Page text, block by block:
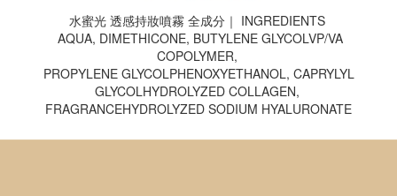
水蜜光 透感持妝噴霧 全成分｜ INGREDIENTS
AQUA, DIMETHICONE, BUTYLENE GLYCOLVP/VA
COPOLYMER,
PROPYLENE GLYCOLPHENOXYETHANOL, CAPRYLYL
GLYCOLHYDROLYZED COLLAGEN,
FRAGRANCEHYDROLYZED SODIUM HYALURONATE